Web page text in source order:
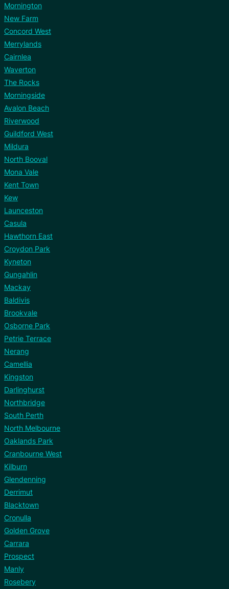
Mornington
New Farm
Concord West
Merrylands
Cairnlea
Waverton
The Rocks
Morningside
Avalon Beach
Riverwood
Guildford West
Mildura
North Booval
Mona Vale
Kent Town
Kew
Launceston
Casula
Hawthorn East
Croydon Park
Kyneton
Gungahlin
Mackay
Baldivis
Brookvale
Osborne Park
Petrie Terrace
Nerang
Camellia
Kingston
Darlinghurst
Northbridge
South Perth
North Melbourne
Oaklands Park
Cranbourne West
Kilburn
Glendenning
Derrimut
Blacktown
Cronulla
Golden Grove
Carrara
Prospect
Manly
Rosebery